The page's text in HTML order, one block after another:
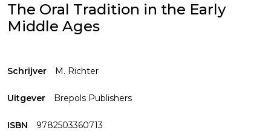
The Oral Tradition in the Early
Middle Ages
Schrijver M. Richter
Uitgever Brepols Publishers
ISBN 9782503360713